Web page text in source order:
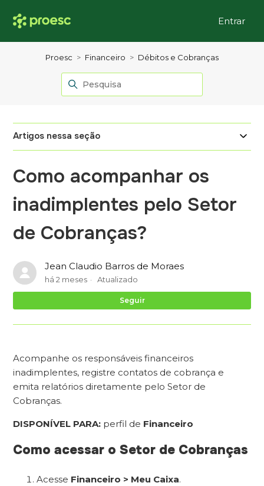
Entrar
Proesc Financeiro Débitos e Cobranças
Artigos nessa seção
Como acompanhar os
inadimplentes pelo Setor
de Cobranças?
Jean Claudio Barros de Moraes
há 2 meses Atualizado
Seguir
Acompanhe os responsáveis financeiros
inadimplentes, registre contatos de cobrança e
emita relatórios diretamente pelo Setor de
Cobranças.
DISPONÍVEL PARA: perfil de Financeiro
Como acessar o Setor de Cobranças
Acesse Financeiro > Meu Caixa.